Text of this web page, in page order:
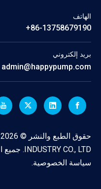
الهاتف
86-13758679190+
بريد إلكتروني
admin@happypump.com
حقوق الطبع والنشر © 2026
INDUSTRY CO., LTD. جميع الحقوق محفوظة.
سياسة الخصوصية.